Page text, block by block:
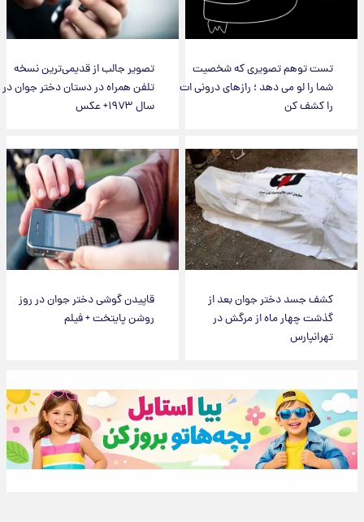
تست توهم تصویری که شخصیت
شما را لو می دهد ؛ رازهای درونی ات
را کشف کن
تصویر جالب از قدیمی‌ترین نسخه
تلفن همراه در دستان دختر جوان در
سال ۱۹۷۳+ عکس
کشف جسد دختر جوان بعد از
گذشت چهار ماه از مرگش در
تهرانپارس
قاپیدن گوشی دختر جوان در روز
روشن پایتخت + فیلم